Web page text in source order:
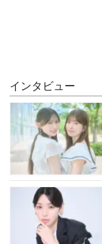
インタビュー